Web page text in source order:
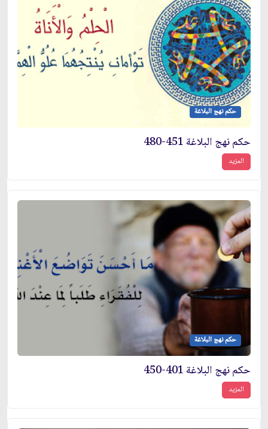
حكم نهج البلاغة
حكم نهج البلاغة 451-480
المزيد
حكم نهج البلاغة
حكم نهج البلاغة 401-450
المزيد